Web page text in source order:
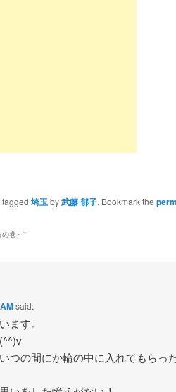
埼玉by武藤 郁子. Bookmark the
巻～”
said:
す。
つの間にか輪の中に入れてもらっ